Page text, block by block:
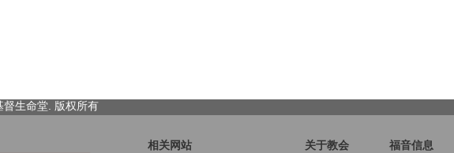
生命堂. 版权所有
相关网站 关于教会 福音信息